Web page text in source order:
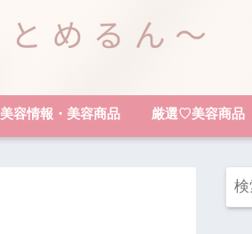
美容情報・美容商品 厳選♡美容商品